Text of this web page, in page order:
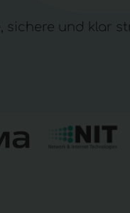
sichere und klar